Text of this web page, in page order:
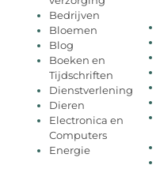
Bedrijven
Bloemen
Blog
Boeken en
Tijdschriften
Dienstverlening
Dieren
Electronica en
Computers
Energie